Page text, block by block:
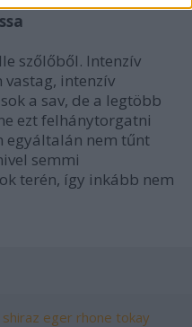
szőlőből. Intenzív
intenzív
a sav, de a legtöbb
ezt felhánytorgatni
egyáltalán nem tűnt
semmi
terén, így inkább nem
shiraz eger rhone tokay